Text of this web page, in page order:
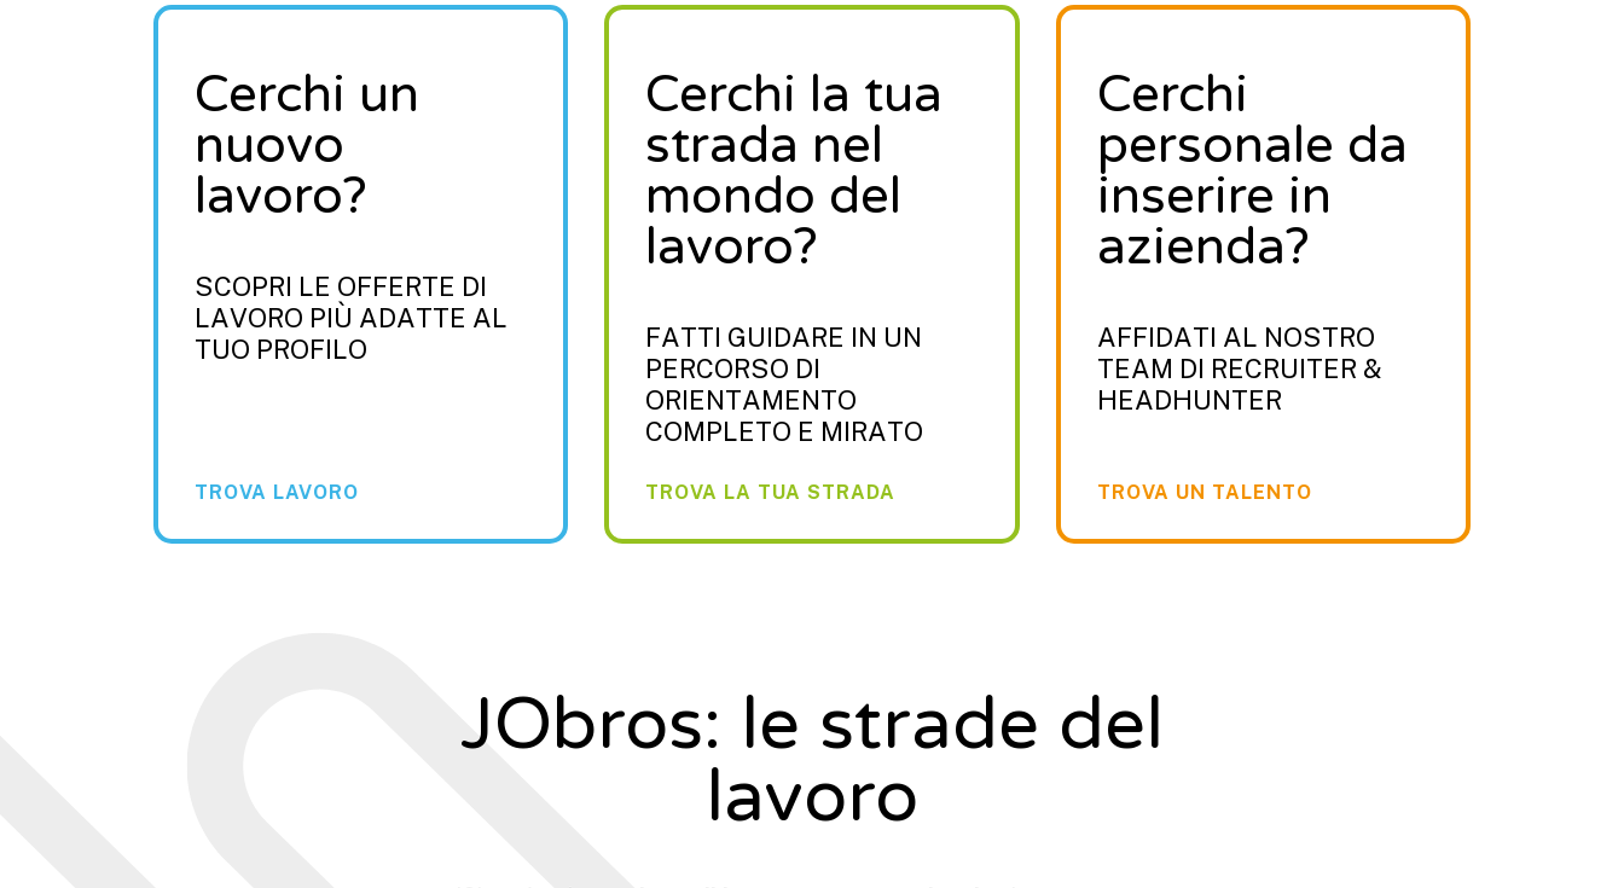
Cerchi un
nuovo
lavoro?
SCOPRI LE OFFERTE DI
LAVORO PIÙ ADATTE AL
TUO PROFILO
TROVA LAVORO
Cerchi la tua
strada nel
mondo del
lavoro?
FATTI GUIDARE IN UN
PERCORSO DI
ORIENTAMENTO
COMPLETO E MIRATO
TROVA LA TUA STRADA
Cerchi
personale da
inserire in
azienda?
AFFIDATI AL NOSTRO
TEAM DI RECRUITER &
HEADHUNTER
TROVA UN TALENTO
JObros: le strade del
lavoro